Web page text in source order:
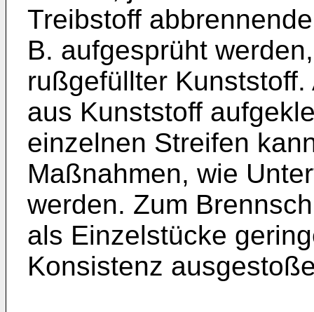
Treibstoff
B. aufgesprüht
rußgefüllter
aus Kunststoff
einzelnen Streifen
Maßnahmen, wie
werden. Zum
als Einzelstücke
Konsistenz